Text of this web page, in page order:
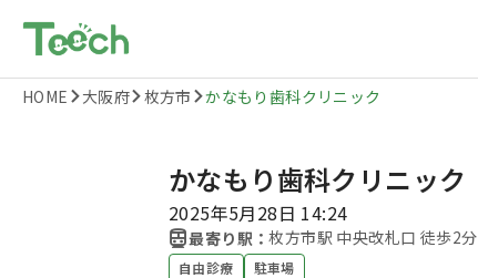
HOME 大阪府 枚方市 かなもり歯科クリニック
かなもり歯科クリニック
2025年5月28日 14:24
最寄り駅：枚方市駅 中央改札口 徒歩2分
自由診療 駐車場